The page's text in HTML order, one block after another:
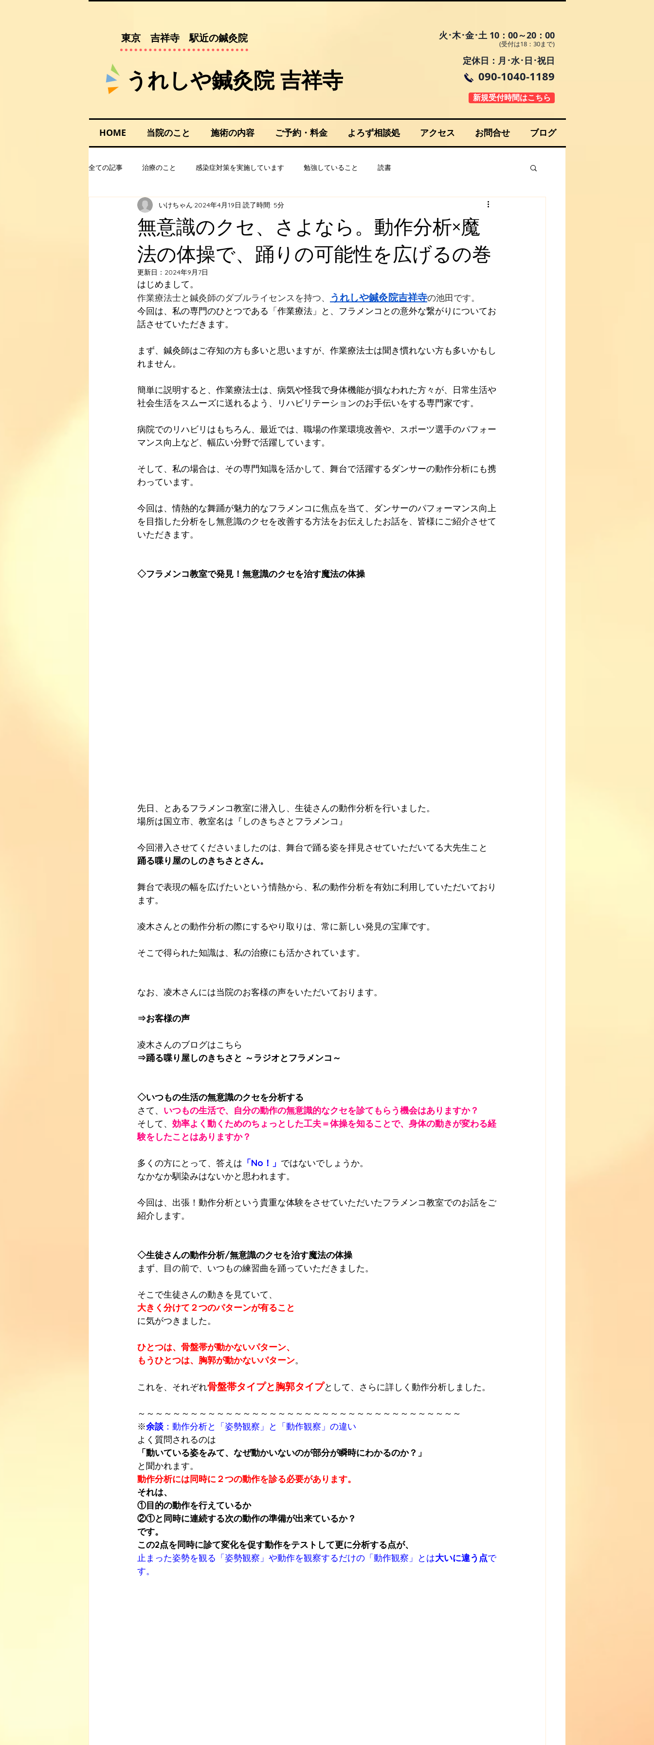
​東京 吉祥寺 駅近の鍼灸院 火･木･金･土 10：00～20：00
(受付は18：30まで)
​​うれしや鍼灸院 吉祥寺​
定休日：月･水･日･祝日
090-1040-1189
新規受付時間はこちら
HOME 当院のこと 施術の内容 ご予約・料金 よろず相談処 アクセス お問合せ ブログ
全ての記事 治療のこと 感染症対策を実施しています 勉強していること 読書
無意識のクセ、さよなら。動作分析×魔
法の体操で、踊りの可能性を広げるの巻
いけちゃん 2024年4月19日 読了時間: 5分
更新日： 2024年9月7日
はじめまして。
作業療法士と鍼灸師のダブルライセンスを持つ、
うれしや鍼灸院吉祥寺の池田です。
今回は、私の専門のひとつである「作業療法」と、フラメンコとの意外な繋がりについてお
話させていただきます。
まず、鍼灸師はご存知の方も多いと思いますが、作業療法士は聞き慣れない方も多いかもし
れません。
簡単に説明すると、作業療法士は、病気や怪我で身体機能が損なわれた方々が、日常生活や
社会生活をスムーズに送れるよう、リハビリテーションのお手伝いをする専門家です。
病院でのリハビリはもちろん、最近では、職場の作業環境改善や、スポーツ選手のパフォー
マンス向上など、幅広い分野で活躍しています。
そして、私の場合は、その専門知識を活かして、舞台で活躍するダンサーの動作分析にも携
わっています。
今回は、情熱的な舞踊が魅力的なフラメンコに焦点を当て、ダンサーのパフォーマンス向上
を目指した分析をし無意識のクセを改善する方法をお伝えしたお話を、皆様にご紹介させて
いただきます。
◇フラメンコ教室で発見！無意識のクセを治す魔法の体操
先日、とあるフラメンコ教室に潜入し、生徒さんの動作分析を行いました。
場所は国立市、教室名は『しのきちさとフラメンコ』
今回潜入させてくださいましたのは、舞台で踊る姿を拝見させていただいてる大先生こと
踊る喋り屋のしのきちさとさん。
舞台で表現の幅を広げたいという情熱から、私の動作分析を有効に利用していただいており
ます。
凌木さんとの動作分析の際にするやり取りは、常に新しい発見の宝庫です。
そこで得られた知識は、私の治療にも活かされています。
なお、 凌木さんには当院のお客様の声をいただいております。
⇒お客様の声
凌木さんのブログはこちら
⇒踊る喋り屋しのきちさと ～ラジオとフラメンコ～
◇いつもの生活の無意識のクセを分析する
さて、 いつもの生活で、自分の動作の無意識的なクセを診てもらう機会はありますか？
そして、 効率よく動くためのちょっとした工夫＝体操を知ることで、身体の動きが変わる経
験をしたことはありますか？
多くの方にとって、答えは 「No！」 ではないでしょうか。
なかなか馴染みはないかと思われます。
今回は、出張！動作分析という貴重な体験をさせていただいたフラメンコ教室でのお話をご
紹介します。
◇生徒さんの動作分析/無意識のクセを治す魔法の体操
まず、目の前で、いつもの練習曲を踊っていただきました。
そこで生徒さんの動きを見ていて、
大きく分けて２つのパターンが有ること
に気がつきました。
ひとつは、骨盤帯が動かないパターン、
もうひとつは、胸郭が動かないパターン。
これを、それぞれ骨盤帯タイプと胸郭タイプとして、さらに詳しく動作分析しました。
～～～～～～～～～～～～～～～～～～～～～～～～～～～～～～～～～～～～～
※余談 ：動作分析と「姿勢観察」と「動作観察」の違い
よく質問されるのは
「動いている姿をみて、なぜ動かいないのが部分が瞬時にわかるのか？」
と聞かれます。
動作分析には同時に２つの動作を診る必要があります。
それは、
①目的の動作を行えているか
②①と同時に連続する次の動作の準備が出来ているか？
です。
この2点を同時に診て変化を促す動作をテストして更に分析する点が、
止まった姿勢を観る「姿勢観察」や動作を観察するだけの「動作観察」とは大いに違う点で
す。